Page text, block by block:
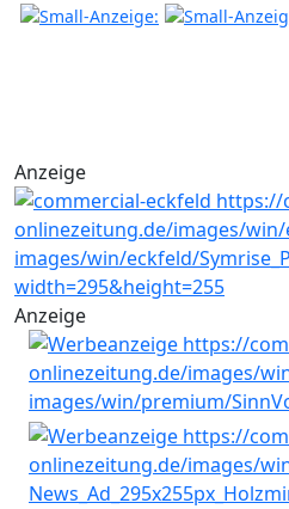
Anzeige
Anzeige